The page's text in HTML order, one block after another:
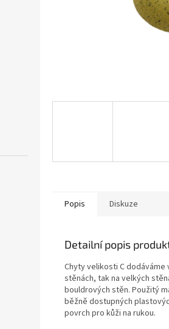
Popis Diskuze
Detailní popis
Chyty velikosti C dodáváme
stěnách, tak na velkých
bouldrových stěn. Použitý
běžně dostupných
povrch pro kůži na rukou.